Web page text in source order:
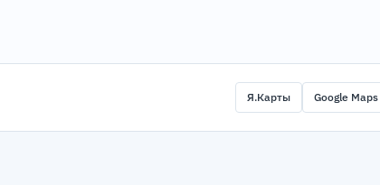
Я.Карты Google Maps